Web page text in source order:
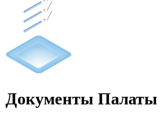
Документы Палаты